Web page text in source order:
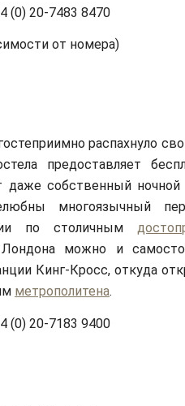
(0) 20-7483 8470
от номера)
распахнуло
предоставляет
даже собственный
многоязычный
по столичным
можно и
Кинг-Кросс, откуда
метрополитена.
(0) 20-7183 9400